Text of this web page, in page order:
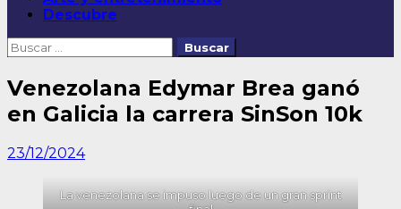
Descubre
Buscar:
Venezolana Edymar Brea ganó
en Galicia la carrera SinSon 10k
23/12/2024
La venezolana se impuso luego de un gran sprint